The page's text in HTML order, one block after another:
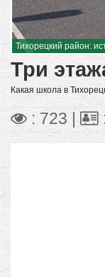
Тихорецкий район:
Три
Какая школа в
: 723 |